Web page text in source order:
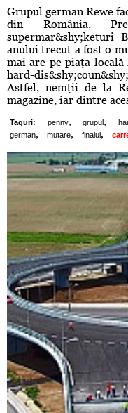
Grupul german Rewe
din România.
supermar&shy;keturi
anului trecut a fost o
mai are pe piaţa
hard-
Astfel, nemţii de la
magazine, iar dintre
Taguri: penny, grupul ,
german, mutare, finalul ,